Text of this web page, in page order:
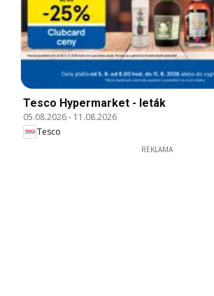
Tesco Hypermarket - leták
05.08.2026- 11.08.2026
Tesco
REKLAMA